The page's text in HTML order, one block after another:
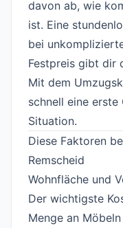
davon ab, wie
ist. Eine
bei
Festpreis gibt dir
Mit dem
schnell eine
Situation.
Diese Faktoren
Remscheid
Wohnfläche und
Der wichtigste
Menge an